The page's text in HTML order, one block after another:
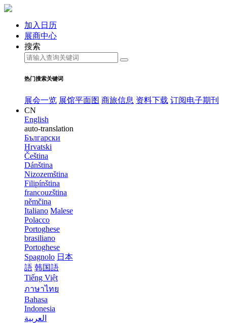
加入日历
展商中心
搜索
热门搜索关键词
展会一览 展馆平面图 商旅信息 资料下载 订阅电子期刊
CN
English
auto-translation
Български
Hrvatski
Čeština
Dánština
Nizozemština
Filipínština
francouzština
němčina
Italiano Malese
Polacco
Portoghese
brasiliano
Portoghese
Spagnolo 日本
語 韩国語
Tiếng Việt
ภาษาไทย
Bahasa
Indonesia
العربية